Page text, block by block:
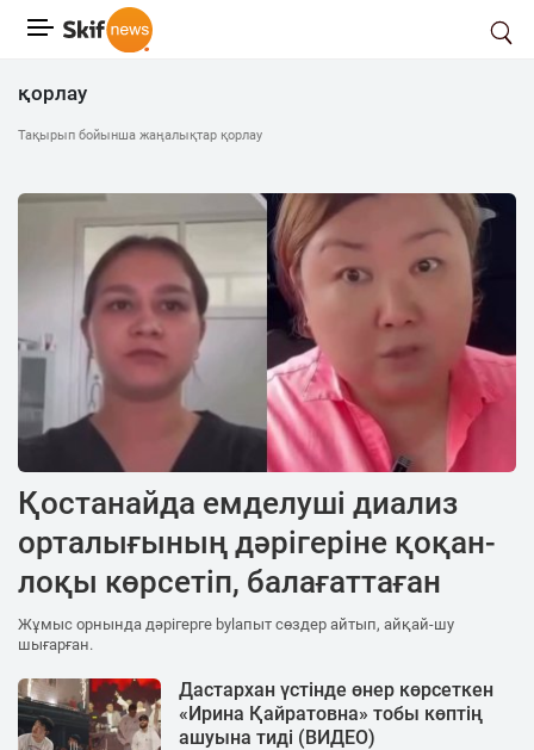
қорлау
Тақырып бойынша жаңалықтар қорлау
Қостанайда емделуші диализ
орталығының дәрігеріне қоқан-
лоқы көрсетіп, балағаттаған
Жұмыс орнында дәрігерге bylaпыт сөздер айтып, айқай-шу
шығарған.
Дастархан үстінде өнер көрсеткен
«Ирина Қайратовна» тобы көптің
ашуына тиді (ВИДЕО)